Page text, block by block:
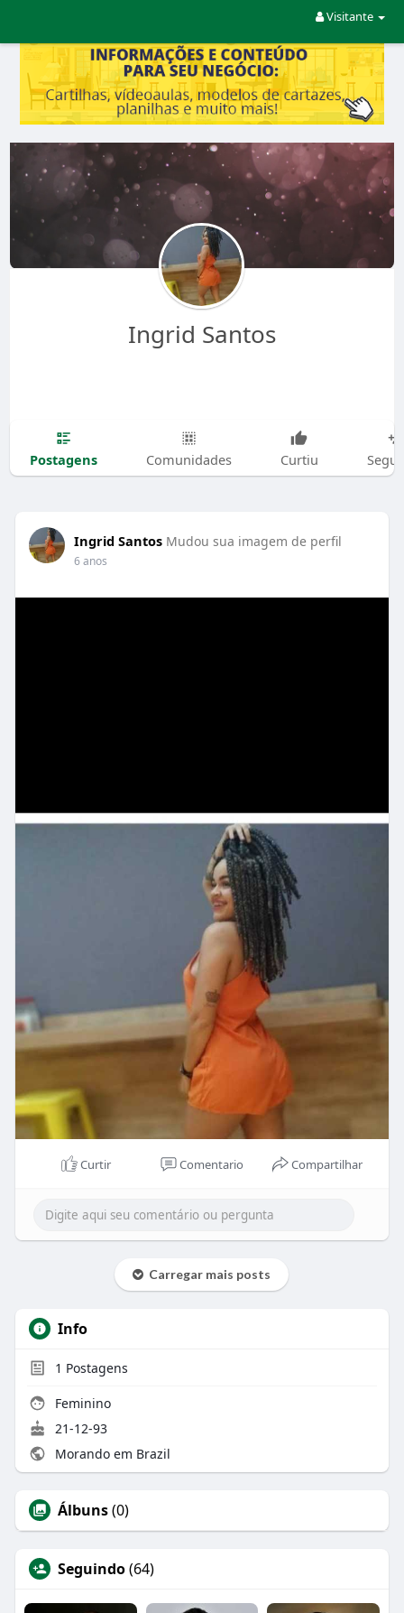
Visitante
Ingrid Santos
Postagens Comunidades Curtiu
Ingrid Santos Mudou sua imagem de perfil
6 anos
Curtir Comentario Compartilhar
Carregar mais posts
Info
1 Postagens
Feminino
21-12-93
Morando em Brazil
Álbuns(0)
Seguindo(64)